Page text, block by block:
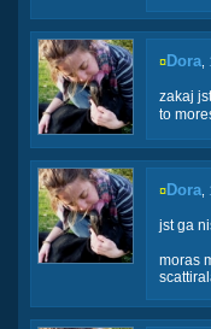
¤Dora
zakaj
to
¤Dora
jst ga
moras